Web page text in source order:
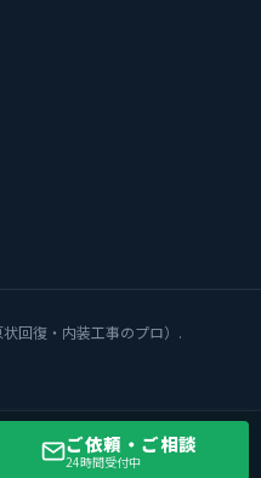
回復・内装工事のプロ）.
ご依頼・ご相談
24時間受付中